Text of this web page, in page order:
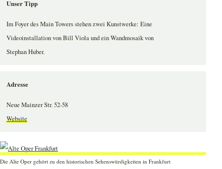
Unser Tipp
Im Foyer des Main Towers stehen zwei Kunstwerke: Eine
Videoinstallation von Bill Viola und ein Wandmosaik von
Stephan Huber.
Adresse
Neue Mainzer Str. 52-58
Website
Die Alte Oper gehört zu den historischen Sehenswürdigkeiten in Frankfurt